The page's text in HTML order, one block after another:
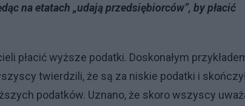
na etatach „udają przedsiębiorców”, by płacić
płacić wyższe podatki. Doskonałym
twierdzili, że są za niskie podatki i
podatków. Uznano, że skoro wszyscy